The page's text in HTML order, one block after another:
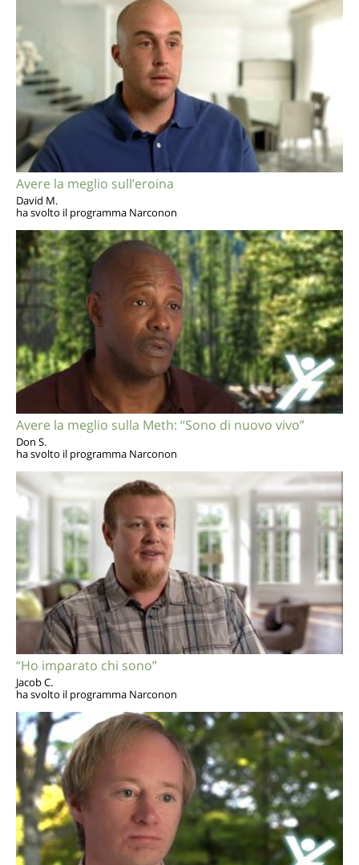
Avere la meglio sull’eroina
David M.
ha svolto il programma Narconon
Avere la meglio sulla Meth: “Sono di nuovo vivo”
Don S.
ha svolto il programma Narconon
“Ho imparato chi sono”
Jacob C.
ha svolto il programma Narconon